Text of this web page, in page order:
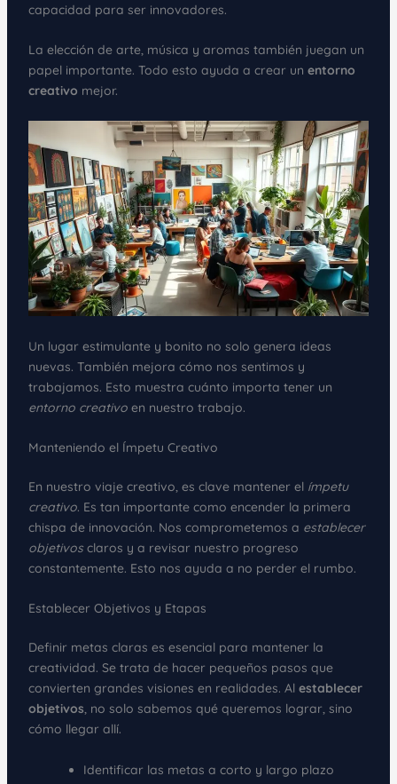
capacidad para ser innovadores.
La elección de arte, música y aromas también juegan un
papel importante. Todo esto ayuda a crear un entorno
creativo mejor.
Un lugar estimulante y bonito no solo genera ideas
nuevas. También mejora cómo nos sentimos y
trabajamos. Esto muestra cuánto importa tener un
entorno creativoen nuestro trabajo.
Manteniendo el Ímpetu Creativo
En nuestro viaje creativo, es clave mantener el ímpetu
creativo. Es tan importante como encender la primera
chispa de innovación. Nos comprometemos a establecer
objetivosclaros y a revisar nuestro progreso
constantemente. Esto nos ayuda a no perder el rumbo.
Establecer Objetivos y Etapas
Definir metas claras es esencial para mantener la
creatividad. Se trata de hacer pequeños pasos que
convierten grandes visiones en realidades. Al establecer
objetivos, no solo sabemos qué queremos lograr, sino
cómo llegar allí.
Identificar las metas a corto y largo plazo